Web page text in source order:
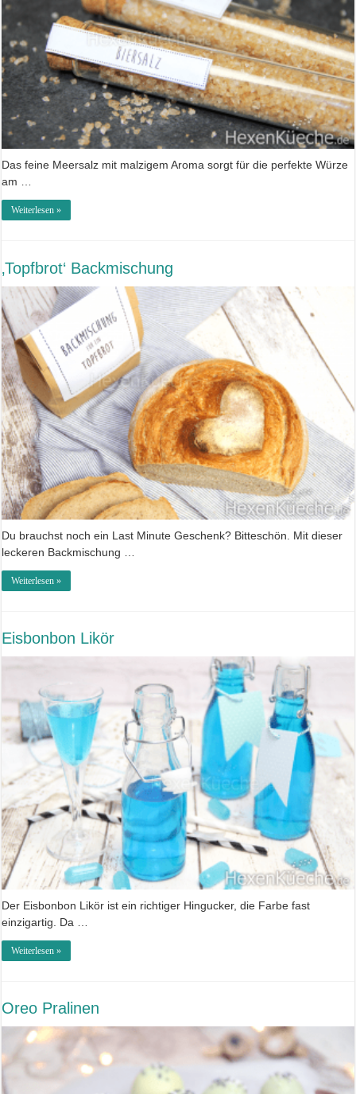
Das feine Meersalz mit malzigem Aroma sorgt für die perfekte Würze
am …
Weiterlesen »
‚Topfbrot‘ Backmischung
Du brauchst noch ein Last Minute Geschenk? Bitteschön. Mit dieser
leckeren Backmischung …
Weiterlesen »
Eisbonbon Likör
Der Eisbonbon Likör ist ein richtiger Hingucker, die Farbe fast
einzigartig. Da …
Weiterlesen »
Oreo Pralinen